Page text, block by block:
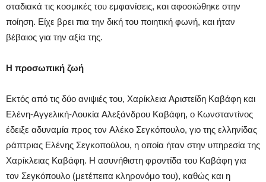
σταδιακά τις κοσμικές του εμφανίσεις, και αφοσιώθηκε στην
ποίηση. Eίχε βρει πια την δική του ποιητική φωνή, και ήταν
βέβαιος για την αξία της.
Η προσωπική ζωή
Eκτός από τις δύο ανιψιές του, Xαρίκλεια Aριστείδη Kαβάφη και
Eλένη-Aγγελική-Λουκία Aλεξάνδρου Kαβάφη, ο Kωνσταντίνος
έδειξε αδυναμία προς τον Aλέκο Σεγκόπουλο, γιο της ελληνίδας
ράπτριας Eλένης Σεγκοπούλου, η οποία ήταν στην υπηρεσία της
Xαρίκλειας Kαβάφη. H ασυνήθιστη φροντίδα του Kαβάφη για
τον Σεγκόπουλο (μετέπειτα κληρονόμο του), καθώς και η